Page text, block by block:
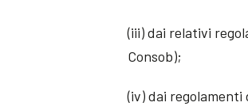
(iii) dai relativi
Consob);
(iv) dai regolamenti